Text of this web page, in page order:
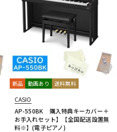
新品 動画あり 送料無料
CASIO
AP-550BK 購入特典キーカバー＋
お手入れセット】【全国配送設置無
料※】(電子ピアノ)